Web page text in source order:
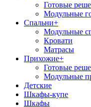
Готовые
Модульные
Спальни+
Модульные
Кровати
Матрасы
Прихожие+
Готовые
Модульные
Детские
Шкафы-купе
Шкафы